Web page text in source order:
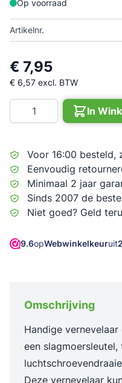
Op voorraad
Artikelnr.
€ 7,95
€ 6,57 excl. BTW
Aantal
In
Voor 16:00 besteld,
Eenvoudig
Minimaal 2 jaar
Sinds 2007 de
Niet goed? Geld
9.6opWebwinkelkeuruit
Omschrijving
Handige
een slagmoersleutel,
Deze vernevelaar